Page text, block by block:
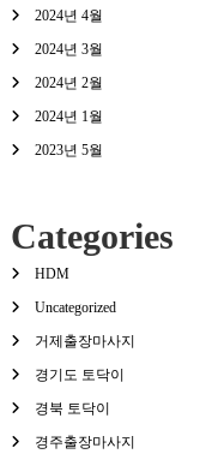
2024년 4월
2024년 3월
2024년 2월
2024년 1월
2023년 5월
Categories
HDM
Uncategorized
거제출장마사지
경기도 토닥이
경북 토닥이
경주출장마사지